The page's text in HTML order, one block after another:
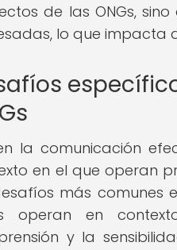
de las ONGs,
lo que impacta
la comunicación
en el que operan
más comunes
operan en
y la